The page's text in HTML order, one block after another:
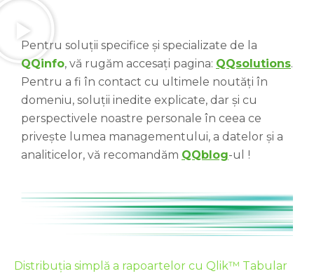
Pentru soluții specifice și specializate de la
QQinfo, vă rugăm accesați pagina: QQsolutions.
Pentru a fi în contact cu ultimele noutăți în
domeniu, soluții inedite explicate, dar și cu
perspectivele noastre personale în ceea ce
privește lumea managementului, a datelor și a
analiticelor, vă recomandăm QQblog-ul !
Distribuția simplă a rapoartelor cu Qlik™ Tabular